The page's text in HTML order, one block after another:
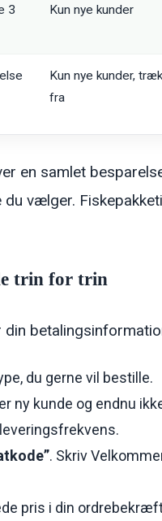
3
Kun nye kunder
Kun nye kunder,
fra
en samlet
vælger.
trin for trin
du gerne vil bestille.
ny kunde og endnu
. Skriv
pris i din